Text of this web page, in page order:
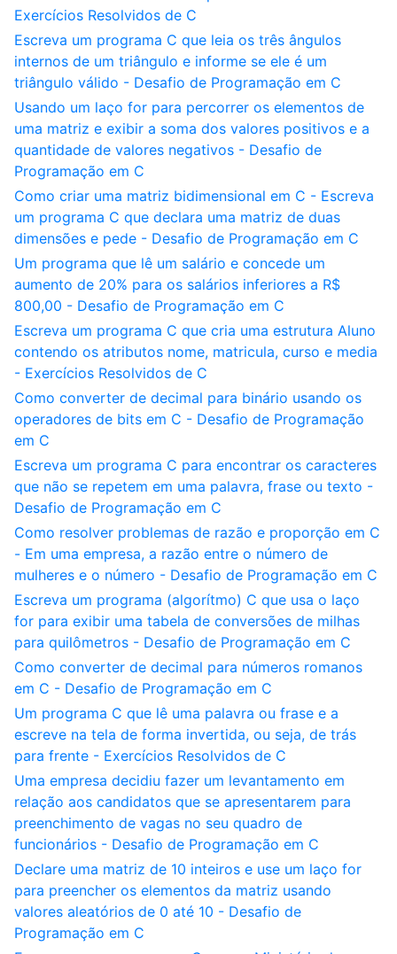
Exercícios Resolvidos de C
Escreva um programa C que leia os três ângulos
internos de um triângulo e informe se ele é um
triângulo válido - Desafio de Programação em C
Usando um laço for para percorrer os elementos de
uma matriz e exibir a soma dos valores positivos e a
quantidade de valores negativos - Desafio de
Programação em C
Como criar uma matriz bidimensional em C - Escreva
um programa C que declara uma matriz de duas
dimensões e pede - Desafio de Programação em C
Um programa que lê um salário e concede um
aumento de 20% para os salários inferiores a R$
800,00 - Desafio de Programação em C
Escreva um programa C que cria uma estrutura Aluno
contendo os atributos nome, matricula, curso e media
- Exercícios Resolvidos de C
Como converter de decimal para binário usando os
operadores de bits em C - Desafio de Programação
em C
Escreva um programa C para encontrar os caracteres
que não se repetem em uma palavra, frase ou texto -
Desafio de Programação em C
Como resolver problemas de razão e proporção em C
- Em uma empresa, a razão entre o número de
mulheres e o número - Desafio de Programação em C
Escreva um programa (algorítmo) C que usa o laço
for para exibir uma tabela de conversões de milhas
para quilômetros - Desafio de Programação em C
Como converter de decimal para números romanos
em C - Desafio de Programação em C
Um programa C que lê uma palavra ou frase e a
escreve na tela de forma invertida, ou seja, de trás
para frente - Exercícios Resolvidos de C
Uma empresa decidiu fazer um levantamento em
relação aos candidatos que se apresentarem para
preenchimento de vagas no seu quadro de
funcionários - Desafio de Programação em C
Declare uma matriz de 10 inteiros e use um laço for
para preencher os elementos da matriz usando
valores aleatórios de 0 até 10 - Desafio de
Programação em C